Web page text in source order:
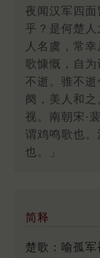
夜闻汉军四
乎？是何楚
人名虞，常
歌慷慨，自
不逝。骓不
阕，美人和
视。南朝宋·
谓鸡鸣歌也
也。」
简释
楚歌：喻孤